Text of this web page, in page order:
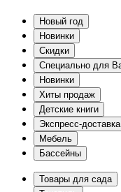
Новый год
Новинки
Скидки
Специально для
Новинки
Хиты продаж
Детские книги
Экспресс-доставка
Мебель
Бассейны
Товары для сада